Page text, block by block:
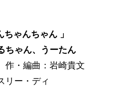
ゃんちゃん 」
ちゃん、うーたん
・編曲：岩崎貴文
リー・ディ